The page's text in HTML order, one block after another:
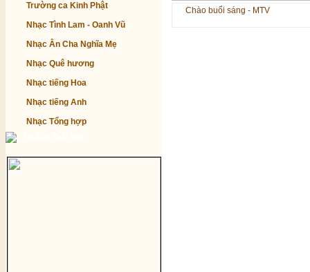
Trường ca Kinh Phật
Nhạc Tình Lam - Oanh Vũ
Nhạc Ân Cha Nghĩa Mẹ
Nhạc Quê hương
Nhạc tiếng Hoa
Nhạc tiếng Anh
Nhạc Tổng hợp
Chào buổi sáng - MTV